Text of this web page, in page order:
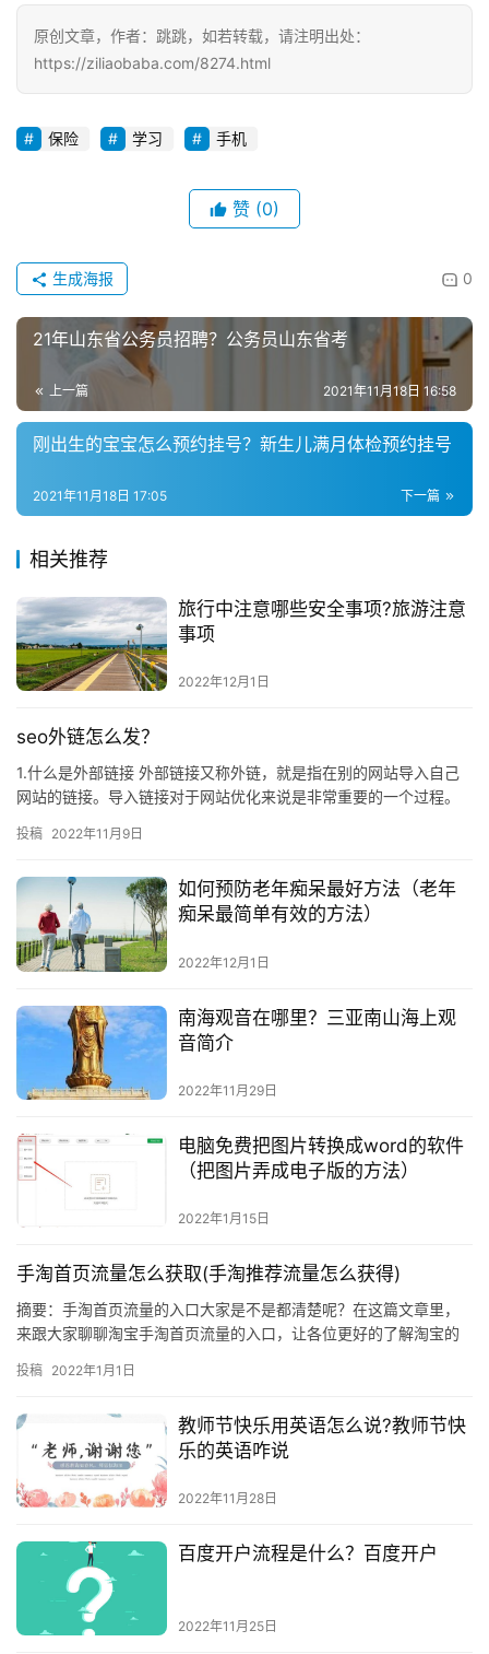
原创文章，作者：跳跳，如若转载，请注明出处：
https://ziliaobaba.com/8274.html
保险 学习 手机
赞 (0)
0
生成海报
21年山东省公务员招聘？公务员山东省考
上一篇 2021年11月18日 16:58
刚出生的宝宝怎么预约挂号？新生儿满月体检预约挂号
下一篇
2021年11月18日 17:05
相关推荐
旅行中注意哪些安全事项?旅游注意
事项
2022年12月1日
seo外链怎么发？
1.什么是外部链接 外部链接又称外链，就是指在别的网站导入自己
网站的链接。导入链接对于网站优化来说是非常重要的一个过程。
站…
投稿 2022年11月9日
如何预防老年痴呆最好方法（老年
痴呆最简单有效的方法）
2022年12月1日
南海观音在哪里？三亚南山海上观
音简介
2022年11月29日
电脑免费把图片转换成word的软件
（把图片弄成电子版的方法）
2022年1月15日
手淘首页流量怎么获取(手淘推荐流量怎么获得)
摘要：手淘首页流量的入口大家是不是都清楚呢？在这篇文章里，
来跟大家聊聊淘宝手淘首页流量的入口，让各位更好的了解淘宝的
下猜你喜欢的展现位置：1、APP首页猜你喜欢位置。这一
投稿 2022年1月1日
教师节快乐用英语怎么说?教师节快
乐的英语咋说
2022年11月28日
百度开户流程是什么？百度开户
2022年11月25日